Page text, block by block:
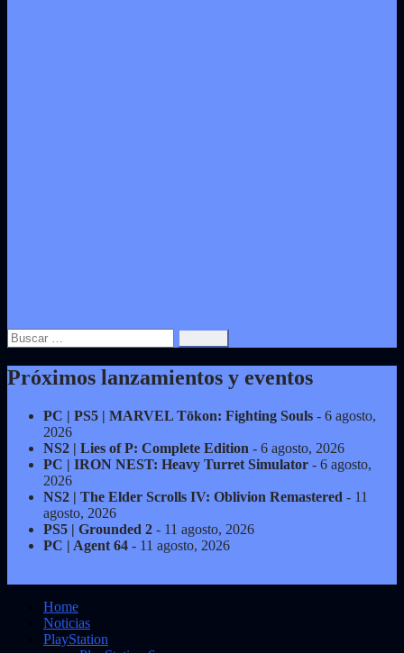
Buscar:
Próximos lanzamientos y eventos
PC | PS5 | MARVEL Tōkon: Fighting Souls - 6 agosto,
2026
NS2 | Lies of P: Complete Edition - 6 agosto, 2026
PC | IRON NEST: Heavy Turret Simulator - 6 agosto,
2026
NS2 | The Elder Scrolls IV: Oblivion Remastered - 11
agosto, 2026
PS5 | Grounded 2 - 11 agosto, 2026
PC | Agent 64 - 11 agosto, 2026
Home
Noticias
PlayStation